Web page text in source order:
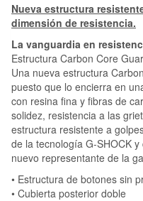
Nueva estructura
dimensión de resistencia.
La vanguardia en
Estructura Carbon Core
Una nueva estructura
puesto que lo encierra en
con resina fina y fibras de
solidez, resistencia a las
estructura resistente a
de la tecnología G-SHOCK
nuevo representante de la
• Estructura de botones sin
• Cubierta posterior doble